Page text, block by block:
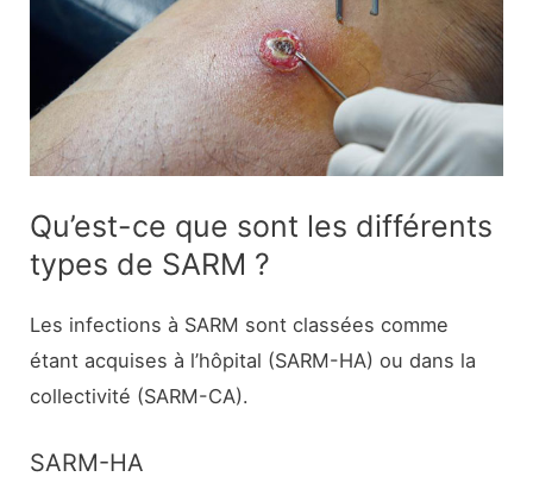
Qu’est-ce que sont les différents
types de SARM ?
Les infections à SARM sont classées comme
étant acquises à l’hôpital (SARM-HA) ou dans la
collectivité (SARM-CA).
SARM-HA